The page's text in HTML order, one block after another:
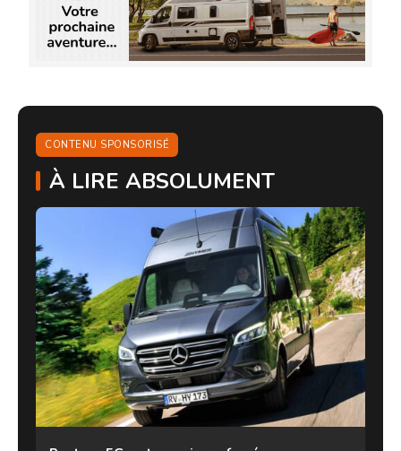
CONTENU SPONSORISÉ
À LIRE ABSOLUMENT